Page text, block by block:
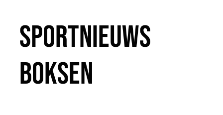
Sportnieuws
Boksen